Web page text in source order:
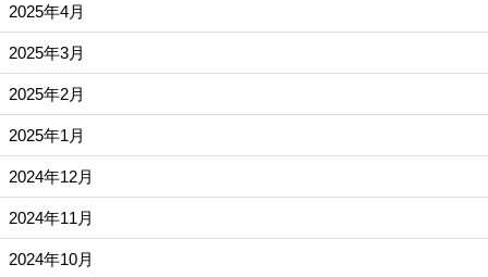
2025年4月
2025年3月
2025年2月
2025年1月
2024年12月
2024年11月
2024年10月